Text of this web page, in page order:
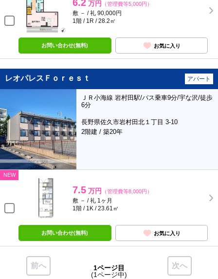
6.2 万円 （管理費等5,000円）
敷 － / 礼 90,000円
1階 / 1R / 28.2㎡
お問い合わせ(無料) お気に入り
レオパレスＦｏｒｅｓｔ アパート
ＪＲ小海線 岩村田駅/バス乗車9分/宇な沢/徒歩
6分
長野県佐久市岩村田北１丁目 3-10
2階建 / 築20年
NEW
7.5 万円 （管理費等8,000円）
敷 － / 礼 1ヶ月
1階 / 1K / 23.61㎡
お問い合わせ(無料) お気に入り
前へ 次へ
1ページ目
(1ページ中)